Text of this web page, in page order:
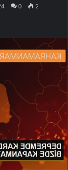
0 2